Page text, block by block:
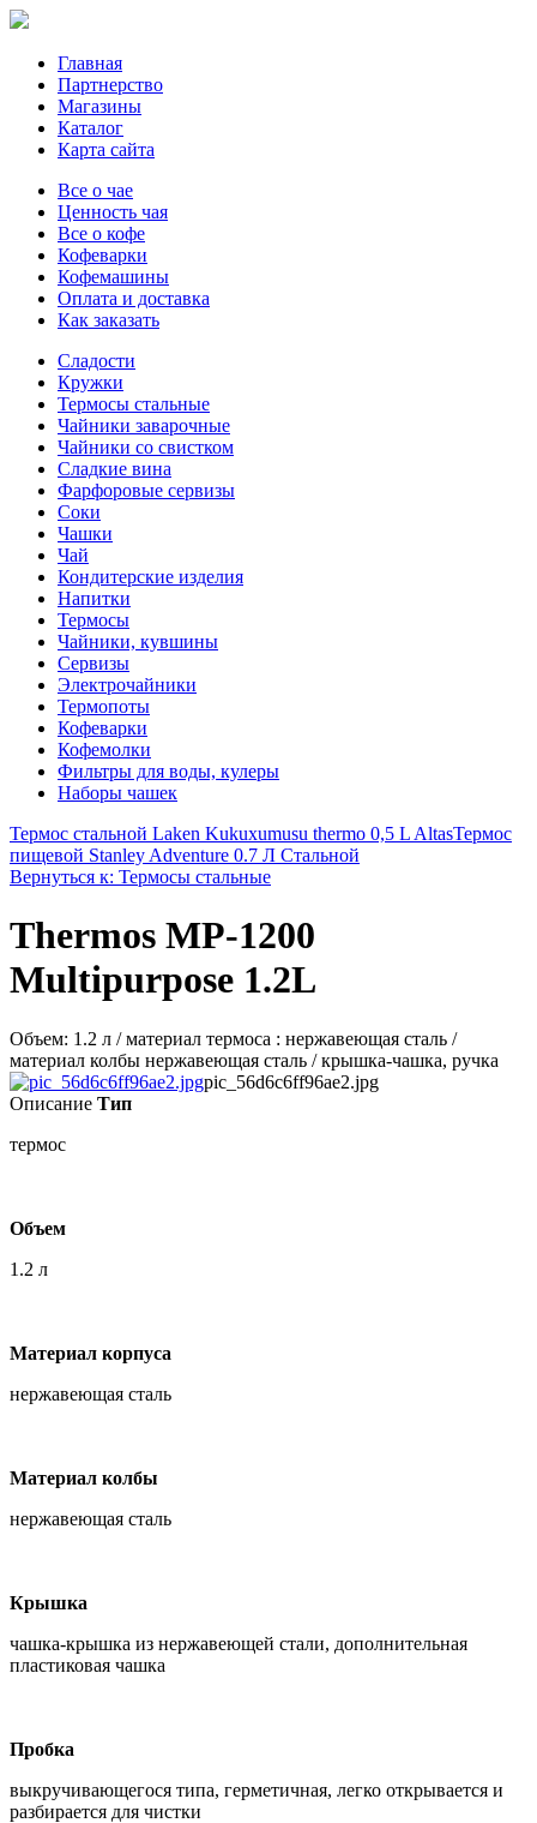
Главная
Партнерство
Магазины
Каталог
Карта сайта
Все о чае
Ценность чая
Все о кофе
Кофеварки
Кофемашины
Оплата и доставка
Как заказать
Сладости
Кружки
Термосы стальные
Чайники заварочные
Чайники со свистком
Сладкие вина
Фарфоровые сервизы
Соки
Чашки
Чай
Кондитерские изделия
Напитки
Термосы
Чайники, кувшины
Сервизы
Электрочайники
Термопоты
Кофеварки
Кофемолки
Фильтры для воды, кулеры
Наборы чашек
Термос стальной Laken Kukuxumusu thermo 0,5 L AltasТермос
пищевой Stanley Adventure 0.7 Л Стальной
Вернуться к: Термосы стальные
Thermos MP-1200
Multipurpose 1.2L
Объем: 1.2 л / материал термоса : нержавеющая сталь /
материал колбы нержавеющая сталь / крышка-чашка, ручка
pic_56d6c6ff96ae2.jpg
Описание Тип
термос
Объем
1.2 л
Материал корпуса
нержавеющая сталь
Материал колбы
нержавеющая сталь
Крышка
чашка-крышка из нержавеющей стали, дополнительная
пластиковая чашка
Пробка
выкручивающегося типа, герметичная, легко открывается и
разбирается для чистки